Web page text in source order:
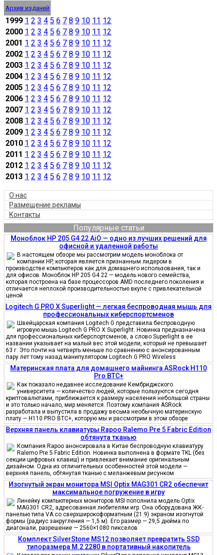
Архив изданий
1999 1 2 3 4 5 6 7 8 9 10 11 12
2000 1 2 3 4 5 6 7 8 9 10 11 12
2001 1 2 3 4 5 6 7 8 9 10 11 12
2002 1 2 3 4 5 6 7 8 9 10 11 12
2003 1 2 3 4 5 6 7 8 9 10 11 12
2004 1 2 3 4 5 6 7 8 9 10 11 12
2005 1 2 3 4 5 6 7 8 9 10 11 12
2006 1 2 3 4 5 6 7 8 9 10 11 12
2007 1 2 3 4 5 6 7 8 9 10 11 12
2008 1 2 3 4 5 6 7 8 9 10 11 12
2009 1 2 3 4 5 6 7 8 9 10 11 12
2010 1 2 3 4 5 6 7 8 9 10 11 12
2011 1 2 3 4 5 6 7 8 9 10 11 12
2012 1 2 3 4 5 6 7 8 9 10 11 12
2013 1 2 3 4 5 6 7 8 9 10 11 12
О нас
Размещение рекламы
Контакты
Популярные статьи
Моноблок HP 205 G4 22 AiO — одно из лучших решений для
офисной и удаленной работы
В настоящем обзоре мы рассмотрим модель моноблока от
компании HP, которая является признанным лидером в
производстве компьютеров как для домашнего использования, так и
для офисов. Моноблок HP 205 G4 22 — модель нового семейства,
которая построена на базе процессоров AMD последнего поколения и
отличается неплохой производительностью вкупе с привлекательной
ценой
Logitech G PRO X Superlight — легкая беспроводная мышь для
профессиональных киберспортсменов
Швейцарская компания Logitech G представила беспроводную
игровую мышь Logitech G PRO X Superlight. Новинка предназначена
для профессиональных киберспортсменов, а слово Superlight в ее
названии указывает на малый вес этой модели, который не превышает
63 г. Это почти на четверть меньше по сравнению с анонсированным
пару лет тому назад манипулятором Logitech G PRO Wireless
Материнская плата для домашнего майнинга ASRock H110
Pro BTC+
Как показало недавнее исследование Кембриджского
университета — количество людей, которые пользуются сегодня
криптовалютами, приближается к размеру населения небольшой страны
и это только начало, мир меняется. Поэтому компания ASRock
разработала и выпустила в продажу весьма необычную материнскую
плату — H110 PRO BTC+, которую мы и рассмотрим в этом обзоре
Верхняя панель клавиатуры Rapoo Ralemo Pre 5 Fabric Edition
обтянута тканью
Компания Rapoo анонсировала в Китае беспроводную клавиатуру
Ralemo Pre 5 Fabric Edition. Новинка выполнена в формате TKL (без
секции цифровых клавиш) и привлекает внимание оригинальным
дизайном. Одна из отличительных особенностей этой модели —
верхняя панель, обтянутая тканью с меланжевым рисунком
Изогнутый экран монитора MSI Optix MAG301 CR2 обеспечит
максимальное погружение в игру
Линейку компьютерных мониторов MSI пополнила модель Optix
MAG301 CR2, адресованная любителям игр. Она оборудована ЖК-
панелью типа VA со сверхширокоформатным (21:9) экраном изогнутой
формы (радиус закругления — 1,5 м). Его размер — 29,5 дюйма по
диагонали, разрешение — 2560×1080 пикселов
Комплект SilverStone MS12 позволяет превратить SSD
типоразмера M.2 2280 в портативный накопитель